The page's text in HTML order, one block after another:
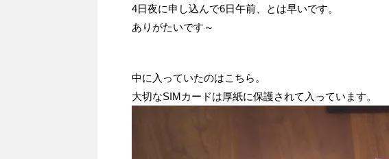
4日夜に申し込んで6日午前、とは早いです。
ありがたいです～
中に入っていたのはこちら。
大切なSIMカードは厚紙に保護されて入っています。